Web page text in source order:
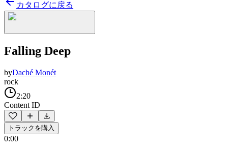
カタログに戻る
Falling Deep
byDaché Monét
rock
2:20
Content ID
トラックを購入
0:00